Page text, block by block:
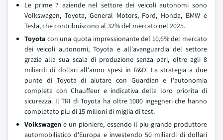
Le prime 7 aziende nel settore dei veicoli autonomi sono
Volkswagen, Toyota, General Motors, Ford, Honda, BMW e
Tesla, che contribuiscono al 32% del mercato nel 2025.
Toyota con una quota impressionante del 10,6% del mercato
dei veicoli autonomi, Toyota e all'avanguardia del settore
grazie alla sua scala di produzione senza pari, oltre agli 8
miliardi di dollari all'anno spesi in R&D. La strategia a due
punte di Toyota di aiutare con Guardian e l'autonomia
completa con Chauffeur e indicativa della loro priorita di
sicurezza. Il TRI di Toyota ha oltre 1000 ingegneri che hanno
completato piu di 15 milioni di miglia di test.
Volkswagen e un pioniere, essendo il piu grande produttore
automobilistico d'Europa e investendo 50 miliardi di dollari